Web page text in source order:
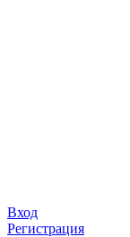
Вход
Регистрация